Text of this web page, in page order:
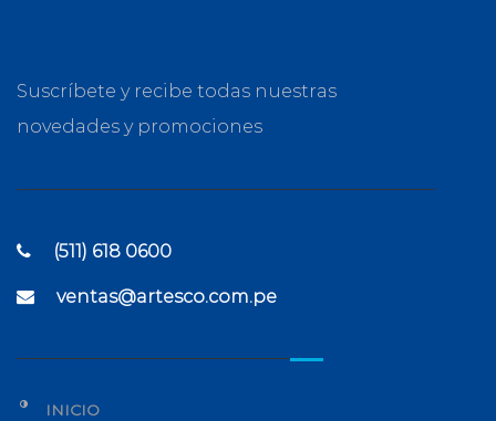
Suscríbete y recibe todas nuestras
novedades y promociones
(511) 618 0600
ventas@artesco.com.pe
INICIO